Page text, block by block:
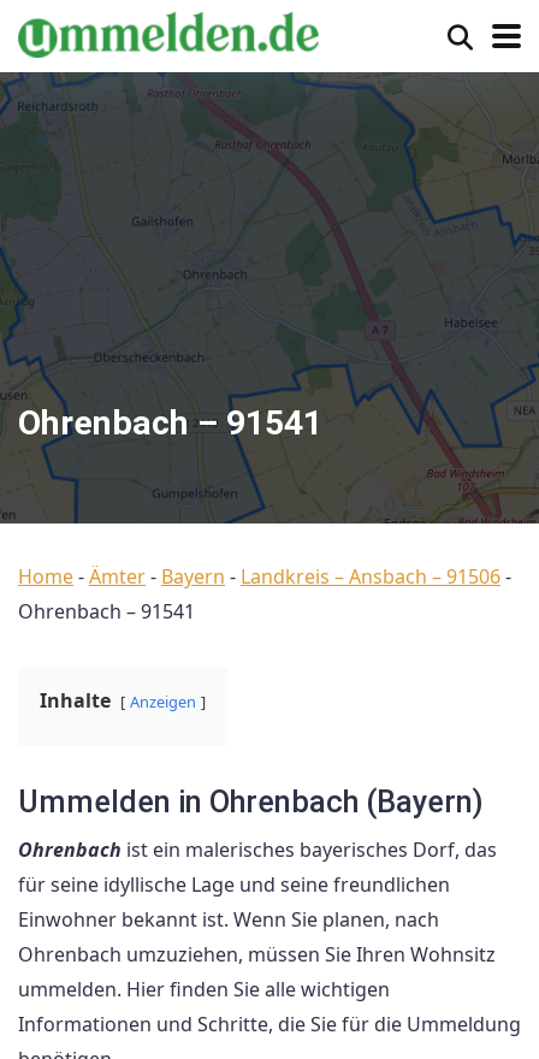
Ohrenbach – 91541
Home-Ämter- Bayern - Landkreis – Ansbach – 91506-
Ohrenbach – 91541
Inhalte Anzeigen
Ummelden in Ohrenbach (Bayern)
Ohrenbach ist ein malerisches bayerisches Dorf, das
für seine idyllische Lage und seine freundlichen
Einwohner bekannt ist. Wenn Sie planen, nach
Ohrenbach umzuziehen, müssen Sie Ihren Wohnsitz
ummelden. Hier finden Sie alle wichtigen
Informationen und Schritte, die Sie für die Ummeldung